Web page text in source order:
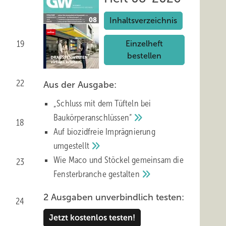
19
22
18
23
24
Inhaltsverzeichnis
Einzelheft
bestellen
Aus der Ausgabe:
„Schluss mit d em Tüfteln bei
Baukörperanschlüssen“
Auf biozidfreie Imprägnierung
umgestellt
Wie Maco und Stöckel gemeinsam die
Fensterbranche gestalten
2 Ausgaben unverbindlich testen:
Jetzt kostenlos testen!